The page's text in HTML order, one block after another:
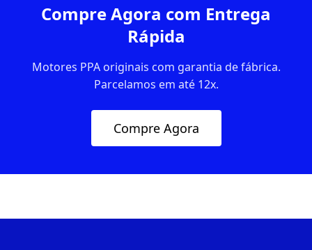
Compre Agora com Entrega
Rápida
Motores PPA originais com garantia de fábrica.
Parcelamos em até 12x.
Compre Agora